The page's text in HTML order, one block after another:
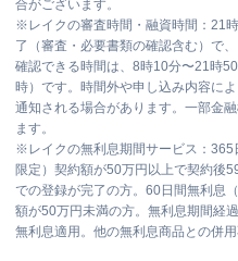
合がございます。
※ レイクの審査時間・融資時間：21
了（審査・必要書類の確認含む）で
確認できる時間は、8時10分〜21時
時）です。時間外や申し込み内容に
通知される場合があります。一部金
ます。
※ レイクの無利息期間サービス：
限定）契約額が50万円以上で契約後
での登録が完了の方。60日間無利息
額が50万円未満の方。無利息期間経
無利息適用。他の無利息商品との併用